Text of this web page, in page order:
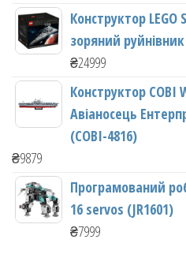
Конструктор
зоряний
₴24999
Конструктор
Авіаносець
(COBI-4816)
₴9879
Програмований
16 servos (JR1601)
₴7999